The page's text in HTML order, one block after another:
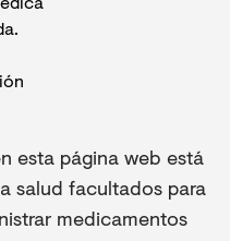
esta página web está
salud facultados para
medicamentos